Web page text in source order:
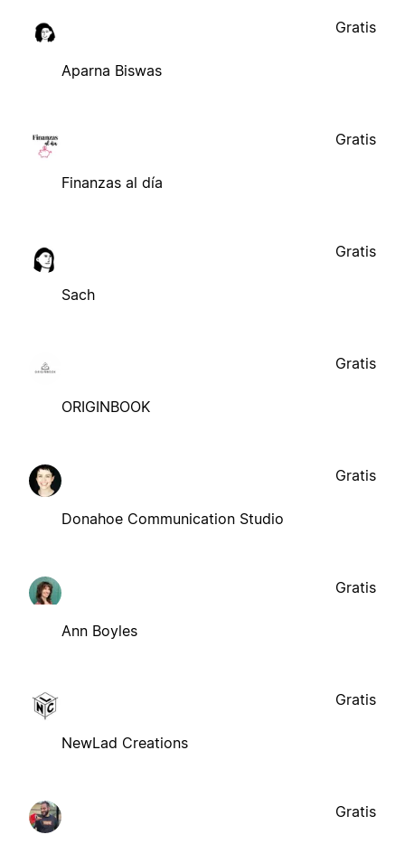
Aparna Biswas
Gratis
Finanzas al día
Gratis
Sach
Gratis
ORIGINBOOK
Gratis
Donahoe Communication Studio
Gratis
Ann Boyles
Gratis
NewLad Creations
Gratis
Gratis